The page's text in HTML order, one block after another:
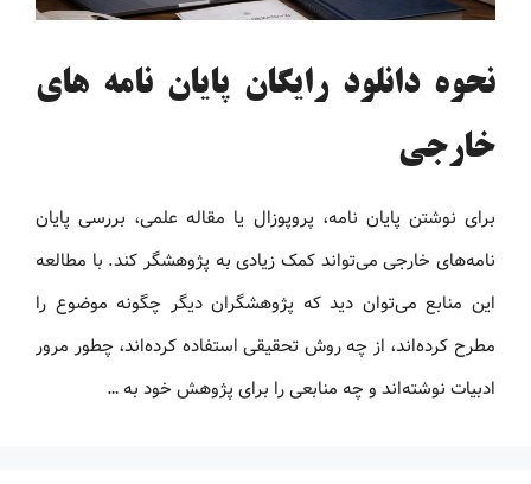
نحوه دانلود رایگان پایان نامه های
خارجی
برای نوشتن پایان نامه، پروپوزال یا مقاله علمی، بررسی پایان
نامه‌های خارجی می‌تواند کمک زیادی به پژوهشگر کند. با مطالعه
این منابع می‌توان دید که پژوهشگران دیگر چگونه موضوع را
مطرح کرده‌اند، از چه روش تحقیقی استفاده کرده‌اند، چطور مرور
ادبیات نوشته‌اند و چه منابعی را برای پژوهش خود به …